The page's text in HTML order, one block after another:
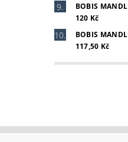
BOBIS
120 Kč
BOBIS
117,50 Kč